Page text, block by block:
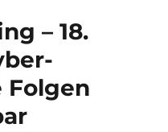
– 18.
Folgen